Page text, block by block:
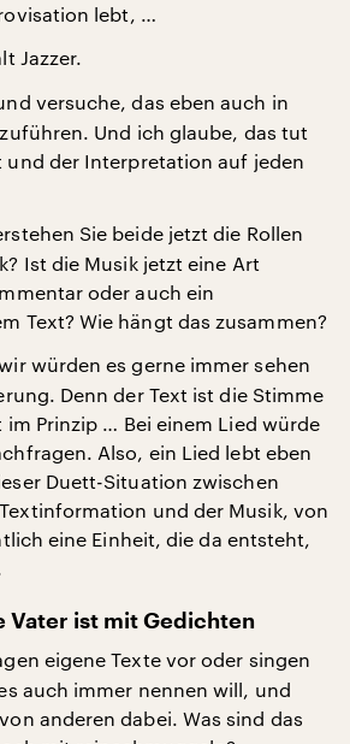
lebt, …
Jazzer.
versuche, das eben auch in
Und ich glaube, das tut
und der Interpretation auf jeden
Sie beide jetzt die Rollen
Ist die Musik jetzt eine Art
oder auch ein
Text? Wie hängt das zusammen?
würden es gerne immer sehen
Denn der Text ist die Stimme
Prinzip … Bei einem Lied würde
Also, ein Lied lebt eben
Duett-Situation zwischen
und der Musik, von
eine Einheit, die da entsteht,
Vater ist mit Gedichten
eigene Texte vor oder singen
auch immer nennen will, und
anderen dabei. Was sind das